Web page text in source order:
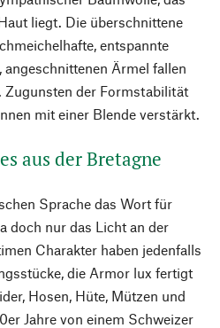
liegt. Die überschnittene
entspannte
Ärmel fallen
Zugunsten der Formstabilität
mit einer Blende verstärkt.
aus der Bretagne
Sprache das Wort für
doch nur das Licht an der
Charakter haben jedenfalls
die Armor lux fertigt
Hosen, Hüte, Mützen und
Jahre von einem Schweizer